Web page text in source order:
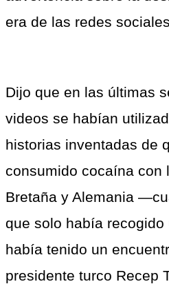
era de las redes
Dijo que en las últimas
videos se habían
historias inventadas de
consumido cocaína con
Bretaña y Alemania
que solo había
había tenido un
presidente turco Recep